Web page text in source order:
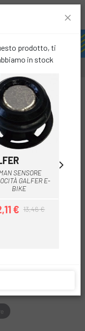
prodotto, ti
in stock
SENSORE
GALFER E-
BIKE
Prezzo
€Prezzo base
13,46 €